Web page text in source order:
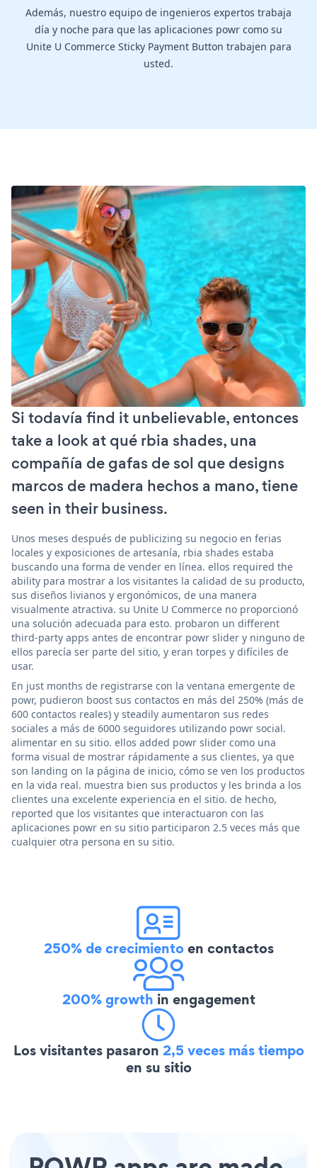
Además, nuestro equipo de ingenieros expertos trabaja
día y noche para que las aplicaciones powr como su
Unite U Commerce Sticky Payment Button trabajen para
usted.
Si todavía find it unbelievable, entonces
take a look at qué rbia shades, una
compañía de gafas de sol que designs
marcos de madera hechos a mano, tiene
seen in their business.
Unos meses después de publicizing su negocio en ferias
locales y exposiciones de artesanía, rbia shades estaba
buscando una forma de vender en línea. ellos required the
ability para mostrar a los visitantes la calidad de su producto,
sus diseños livianos y ergonómicos, de una manera
visualmente atractiva. su Unite U Commerce no proporcionó
una solución adecuada para esto. probaron un different
third-party apps antes de encontrar powr slider y ninguno de
ellos parecía ser parte del sitio, y eran torpes y difíciles de
usar.
En just months de registrarse con la ventana emergente de
powr, pudieron boost sus contactos en más del 250% (más de
600 contactos reales) y steadily aumentaron sus redes
sociales a más de 6000 seguidores utilizando powr social.
alimentar en su sitio. ellos added powr slider como una
forma visual de mostrar rápidamente a sus clientes, ya que
son landing on la página de inicio, cómo se ven los productos
en la vida real. muestra bien sus productos y les brinda a los
clientes una excelente experiencia en el sitio. de hecho,
reported que los visitantes que interactuaron con las
aplicaciones powr en su sitio participaron 2.5 veces más que
cualquier otra persona en su sitio.
250% de crecimientoen contactos
200% growth in engagement
Los visitantes pasaron 2,5 veces más tiempo
en su sitio